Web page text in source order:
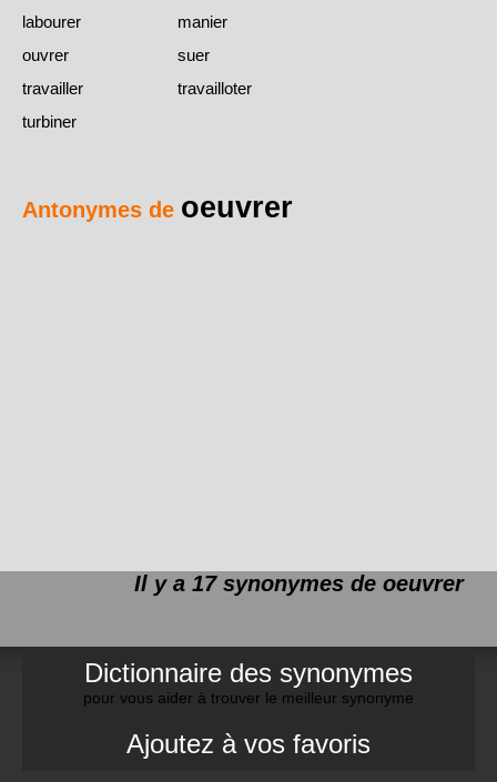
labourer
manier
ouvrer
suer
travailler
travailloter
turbiner
Antonymes de oeuvrer
Il y a 17 synonymes de oeuvrer
Dictionnaire des synonymes
pour vous aider à trouver le meilleur synonyme
Ajoutez à vos favoris